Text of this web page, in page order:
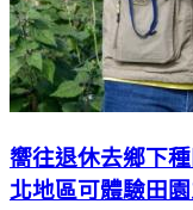
嚮往退休去鄉下
北地區可體驗田